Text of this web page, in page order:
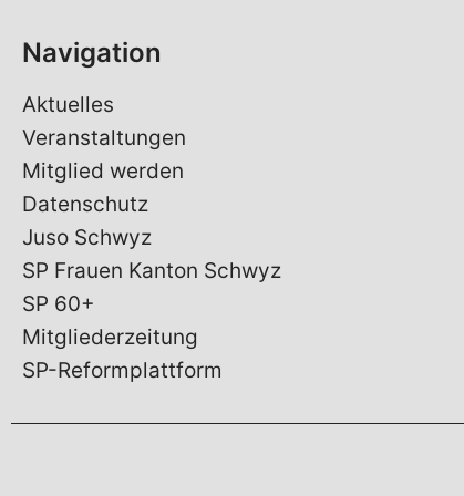
Navigation
Aktuelles
Veranstaltungen
Mitglied werden
Datenschutz
Juso Schwyz
SP Frauen Kanton Schwyz
SP 60+
Mitgliederzeitung
SP-Reformplattform